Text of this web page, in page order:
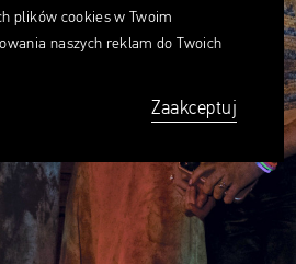
plików cookies w Twoim
naszych reklam do Twoich
Zaakceptuj